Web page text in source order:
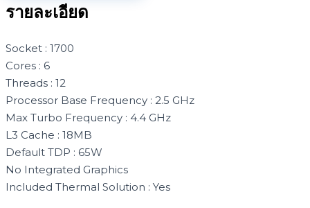
รายละเอียด
Socket : 1700
Cores : 6
Threads : 12
Processor Base Frequency : 2.5 GHz
Max Turbo Frequency : 4.4 GHz
L3 Cache : 18MB
Default TDP : 65W
No Integrated Graphics
Included Thermal Solution : Yes